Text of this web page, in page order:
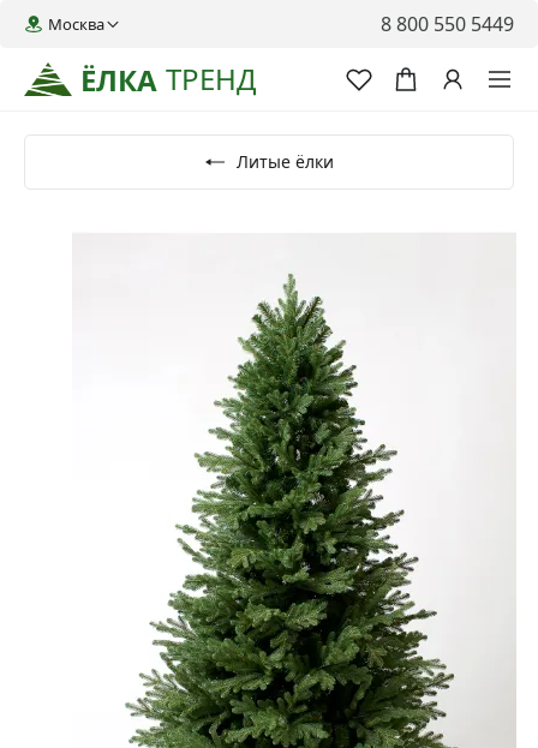
ЁЛКА ТРЕНД
Москва 8 800 550 5449
Литые ёлки